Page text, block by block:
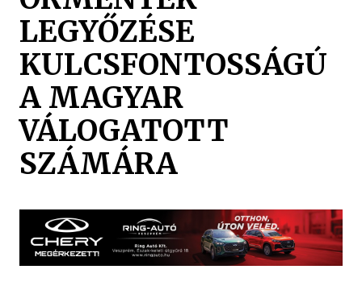
LEGYŐZÉSE
KULCSFONTOSSÁGÚ
A MAGYAR
VÁLOGATOTT
SZÁMÁRA